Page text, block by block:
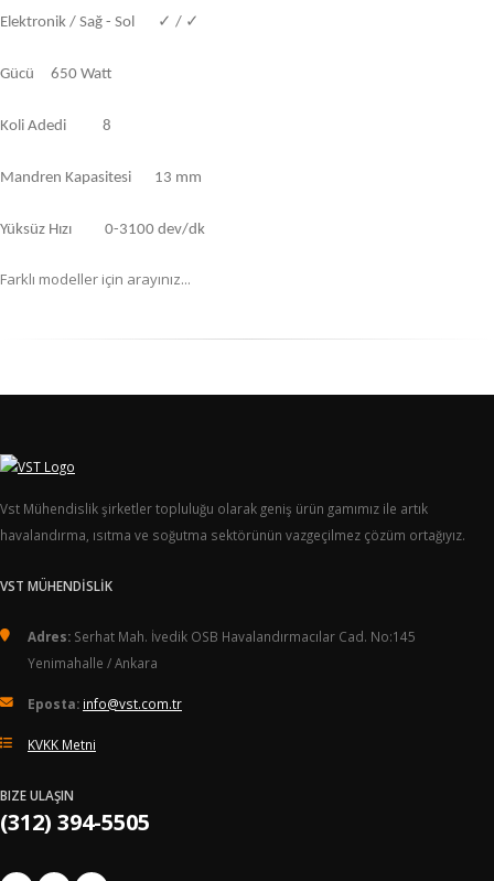
Elektronik / Sağ - Sol ✓ / ✓
Gücü 650 Watt
Koli Adedi 8
Mandren Kapasitesi 13 mm
Yüksüz Hızı 0-3100 dev/dk
Farklı modeller için arayınız...
Vst Mühendislik şirketler topluluğu olarak geniş ürün gamımız ile artık
havalandırma, ısıtma ve soğutma sektörünün vazgeçilmez çözüm ortağıyız.
VST MÜHENDİSLİK
Adres: Serhat Mah. İvedik OSB Havalandırmacılar Cad. No:145
Yenimahalle / Ankara
Eposta: info@vst.com.tr
KVKK Metni
BIZE ULAŞIN
(312) 394-5505